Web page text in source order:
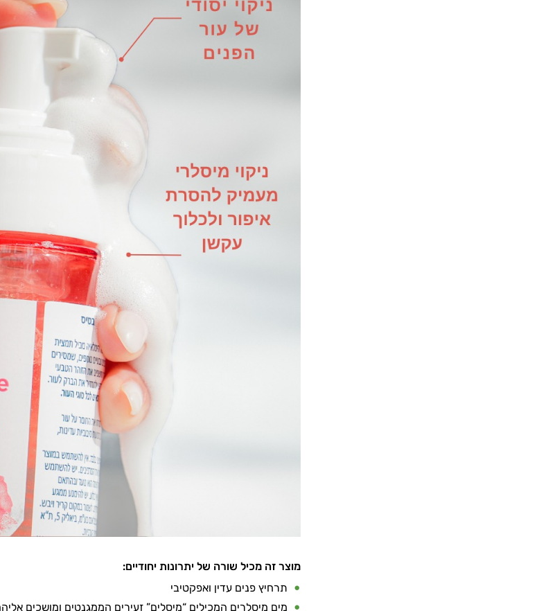
מוצר זה מכיל שורה של יתרונות יחודיים:
תרחיץ פנים עדין ואפקטיבי
מים מיסלרים המכילים “מיסלים” זעירים הממגנטים ומושכים